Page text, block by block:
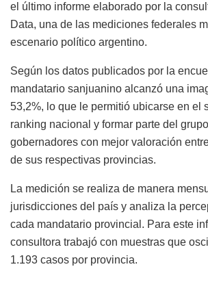
el último informe elaborado por la
Data, una de las mediciones federales
escenario político argentino.
Según los datos publicados por la
mandatario sanjuanino alcanzó una
53,2%, lo que le permitió ubicarse en el
ranking nacional y formar parte del
gobernadores con mejor valoración
de sus respectivas provincias.
La medición se realiza de manera
jurisdicciones del país y analiza la
cada mandatario provincial. Para este
consultora trabajó con muestras que
1.193 casos por provincia.